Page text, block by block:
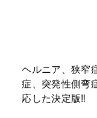
ヘルニア、狭窄
症、突発性側弯
応した決定